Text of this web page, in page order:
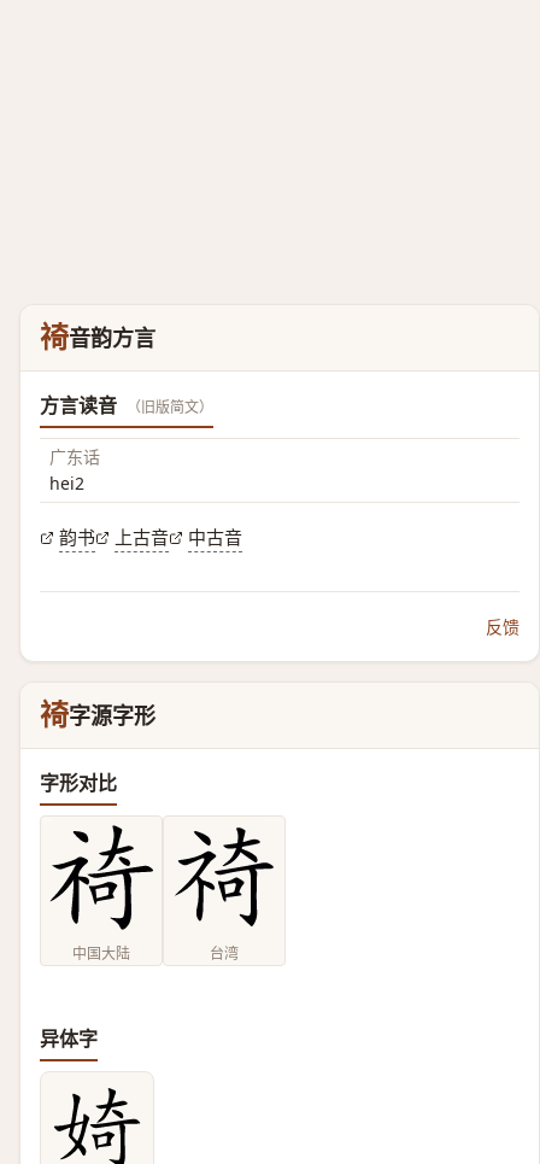
䄎音韵方言
方言读音 （旧版简文）
广东话
hei2
韵书 上古音 中古音
反馈
䄎字源字形
字形对比
中国大陆 台湾
异体字